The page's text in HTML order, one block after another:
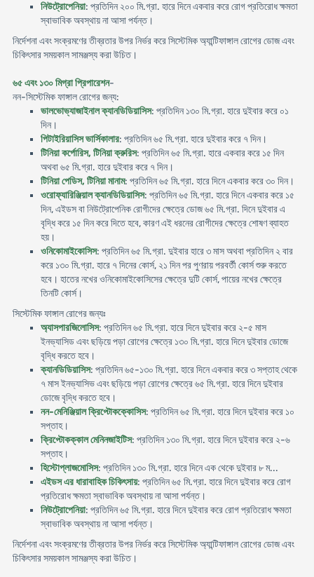
নিউট্রোপেনিয়া: প্রতিদিন ২০০ মি.গ্রা. হারে দিনে একবার করে রোগ প্রতিরোধ ক্ষমতা
স্বাভাবিক অবস্থায় না আসা পর্যন্ত।
নির্দেশনা এবং সংক্রমণের তীব্রতার উপর নির্ভর করে সিস্টেমিক অ্যান্টিফাঙ্গাল রোগের ডোজ এবং
চিকিৎসার সময়কাল সামঞ্জস্য করা উচিত।
৬৫ এবং ১৩০ মিগ্রা প্রিপারেশন-
নন-সিস্টেমিক ফাঙ্গাল রোগের জন্য:
ভালভোভ্যাজাইনাল ক্যানডিডিয়াসিস: প্রতিদিন ১৩০ মি.গ্রা. হারে দুইবার করে ০১
দিন।
পিটাইরিয়াসিস ভার্সিকালার: প্রতিদিন ৬৫ মি.গ্রা. হারে দুইবার করে ৭ দিন।
টিনিয়া কর্পোরিস, টিনিয়া ক্রুরিস: প্রতিদিন ৬৫ মি.গ্রা. হারে একবার করে ১৫ দিন
অথবা ৬৫ মি.গ্রা. হারে দুইবার করে ৭ দিন।
টিনিয়া পেডিস, টিনিয়া মানাম: প্রতিদিন ৬৫ মি.গ্রা. হারে দিনে একবার করে ৩০ দিন।
ওরোফ্যারিঞ্জিয়াল ক্যানডিডিয়াসিস: প্রতিদিন ৬৫ মি.গ্রা. হারে দিনে একবার করে ১৫
দিন, এইডস বা নিউট্রোপেনিক রোগীদের ক্ষেত্রে ডোজ ৬৫ মি.গ্রা. দিনে দুইবার এ
বৃদ্ধি করে ১৫ দিন করে দিতে হবে, কারণ এই ধরনের রোগীদের ক্ষেত্রে শোষণ ব্যাহত
হয়।
ওনিকোমাইকোসিস: প্রতিদিন ৬৫ মি.গ্রা. দুইবার হারে ৩ মাস অথবা প্রতিদিন ২ বার
করে ১৩০ মি.গ্রা. হারে ৭ দিনের কোর্স, ২১ দিন পর পুণরায় পরবর্তী কোর্স শুরু করতে
হবে। হাতের নখের ওনিকোমাইকোসিসের ক্ষেত্রে দুটি কোর্স, পায়ের নখের ক্ষেত্রে
তিনটি কোর্স।
সিস্টেমিক ফাঙ্গাল রোগের জন্যঃ
অ্যাসপারজিলোসিস: প্রতিদিন ৬৫ মি.গ্রা. হারে দিনে দুইবার করে ২-৫ মাস
ইনভ্যাসিড এবং ছড়িয়ে পড়া রোগের ক্ষেত্রে ১৩০ মি.গ্রা. হারে দিনে দুইবার ডোজে
বৃদ্ধি করতে হবে।
ক্যানডিডিয়াসিস: প্রতিদিন ৬৫-১৩০ মি.গ্রা. হারে দিনে একবার করে ৩ সপ্তাহ থেকে
৭ মাস ইনভ্যাসিভ এবং ছড়িয়ে পড়া রোগের ক্ষেত্রে ৬৫ মি.গ্রা. হারে দিনে দুইবার
ডোজে বৃদ্ধি করতে হবে।
নন-মেনিঞ্জিয়াল ক্রিপ্টোকক্কোসিস: প্রতিদিন ৬৫ মি.গ্রা. হারে দিনে দুইবার করে ১০
সপ্তাহ।
ক্রিপ্টোকক্কাল মেনিনজাইটিস: প্রতিদিন ১৩০ মি.গ্রা. হারে দিনে দুইবার করে ২-৬
সপ্তাহ।
হিস্টোপ্লাজমোসিস: প্রতিদিন ১৩০ মি.গ্রা. হারে দিনে এক থেকে দুইবার ৮ ম...
এইডস এর ধারাবাহিক চিকিৎসায়: প্রতিদিন ৬৫ মি.গ্রা. হারে দিনে দুইবার করে রোগ
প্রতিরোধ ক্ষমতা স্বাভাবিক অবস্থায় না আসা পর্যন্ত।
নিউট্রোপেনিয়া: প্রতিদিন ৬৫ মি.গ্রা. হারে দিনে দুইবার করে রোগ প্রতিরোধ ক্ষমতা
স্বাভাবিক অবস্থায় না আসা পর্যন্ত।
নির্দেশনা এবং সংক্রমণের তীব্রতার উপর নির্ভর করে সিস্টেমিক অ্যান্টিফাঙ্গাল রোগের ডোজ এবং
চিকিৎসার সময়কাল সামঞ্জস্য করা উচিত।